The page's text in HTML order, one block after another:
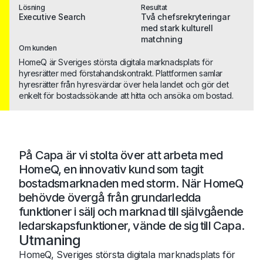
Lösning
Executive Search
Resultat
Två chefsrekryteringar
med stark kulturell
matchning
Om kunden
HomeQ är Sveriges största digitala marknadsplats för
hyresrätter med förstahandskontrakt. Plattformen samlar
hyresrätter från hyresvärdar över hela landet och gör det
enkelt för bostadssökande att hitta och ansöka om bostad.
På Capa är vi stolta över att arbeta med
HomeQ, en innovativ kund som tagit
bostadsmarknaden med storm. När HomeQ
behövde övergå från grundarledda
funktioner i sälj och marknad till självgående
ledarskapsfunktioner, vände de sig till Capa.
Utmaning
HomeQ, Sveriges största digitala marknadsplats för